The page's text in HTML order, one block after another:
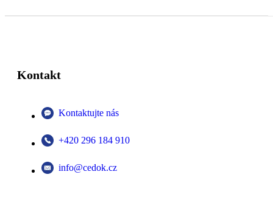
Kontakt
Kontaktujte nás
+420 296 184 910
info@cedok.cz